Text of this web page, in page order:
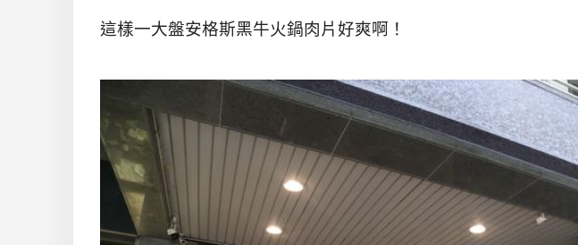
這樣一大盤安格斯黑牛火鍋肉片好爽啊！